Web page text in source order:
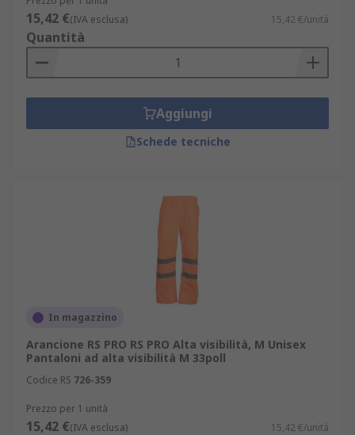
clienti eccellente.
15,42 €(IVA esclusa) 15,42 €/unità
Quantità
Aggiungi
Schede tecniche
In magazzino
Arancione RS PRO RS PRO Alta visibilità, M Unisex
Pantaloni ad alta visibilità M 33poll
Codice RS 726-359
Prezzo per 1 unità
15,42 €(IVA esclusa) 15,42 €/unità